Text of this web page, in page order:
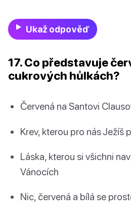
Ukaž odpověď
17. Co představuje
cukrových hůlkách?
Červená na Santovi
Krev, kterou pro nás Ježíš
Láska, kterou si všichni
Vánocích
Nic, červená a bílá se